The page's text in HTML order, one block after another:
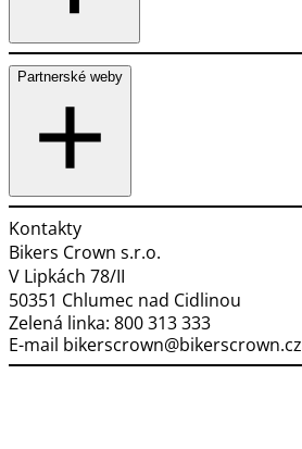
Partnerské weby
Kontakty
Bikers Crown s.r.o.
V Lipkách 78/II
50351 Chlumec nad Cidlinou
Zelená linka: 800 313 333
E-mail bikerscrown@bikerscrown.cz